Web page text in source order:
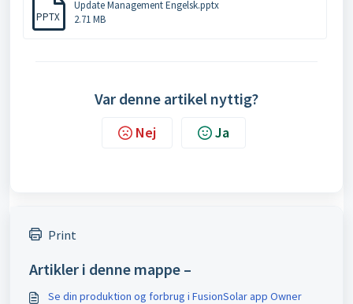
PPTX
Update Management Engelsk.pptx
2.71 MB
Var denne artikel nyttig?
Nej Ja
Print
Artikler i denne mappe –
Se din produktion og forbrug i FusionSolar app Owner